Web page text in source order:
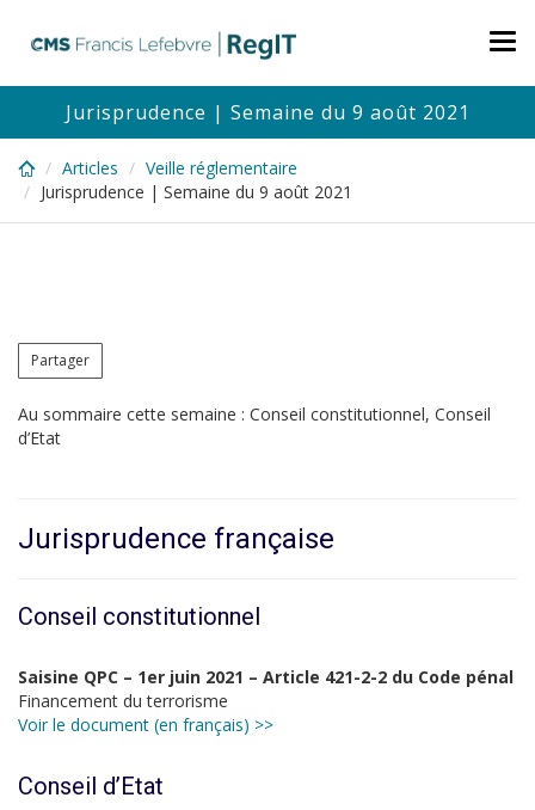
content
Jurisprudence | Semaine du 9 août 2021
Articles
Veille réglementaire
Jurisprudence | Semaine du 9 août 2021
Partager
Au sommaire cette semaine : Conseil constitutionnel, Conseil
d’Etat
Jurisprudence française
Conseil constitutionnel
Saisine QPC – 1er juin 2021 – Article 421-2-2 du Code pénal
Financement du terrorisme
Voir le document (en français) >>
Conseil d’Etat